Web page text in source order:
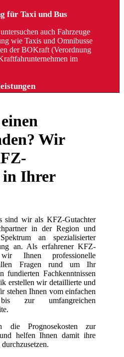
für Taxi und Bus
auch Fahrzeuge
wie Taxis und Omnibusse
der BOKraft (Verordnung
im
Wir
in Ihrer
sind wir als KFZ-Gutachter
in der Region und
an spezialisierter
an. Als erfahrener KFZ-
Ihnen professionelle
Fragen rund um Ihr
fundierten Fachkenntnissen
erstellen wir detaillierte und
stehen Ihnen vom einfachen
bis zur umfangreichen
die Prognosekosten zur
und helfen Ihnen damit ihre